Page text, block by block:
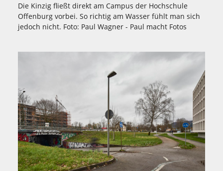
Die Kinzig fließt direkt am Campus der Hochschule
Offenburg vorbei. So richtig am Wasser fühlt man sich
jedoch nicht. Foto: Paul Wagner - Paul macht Fotos